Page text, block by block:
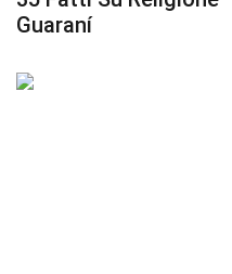
Guaraní